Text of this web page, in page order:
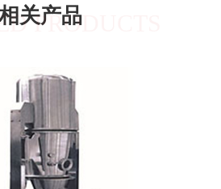
关产品
PRODUCTS